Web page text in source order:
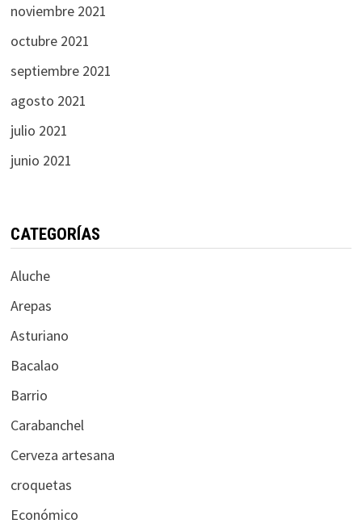
noviembre 2021
octubre 2021
septiembre 2021
agosto 2021
julio 2021
junio 2021
CATEGORÍAS
Aluche
Arepas
Asturiano
Bacalao
Barrio
Carabanchel
Cerveza artesana
croquetas
Económico